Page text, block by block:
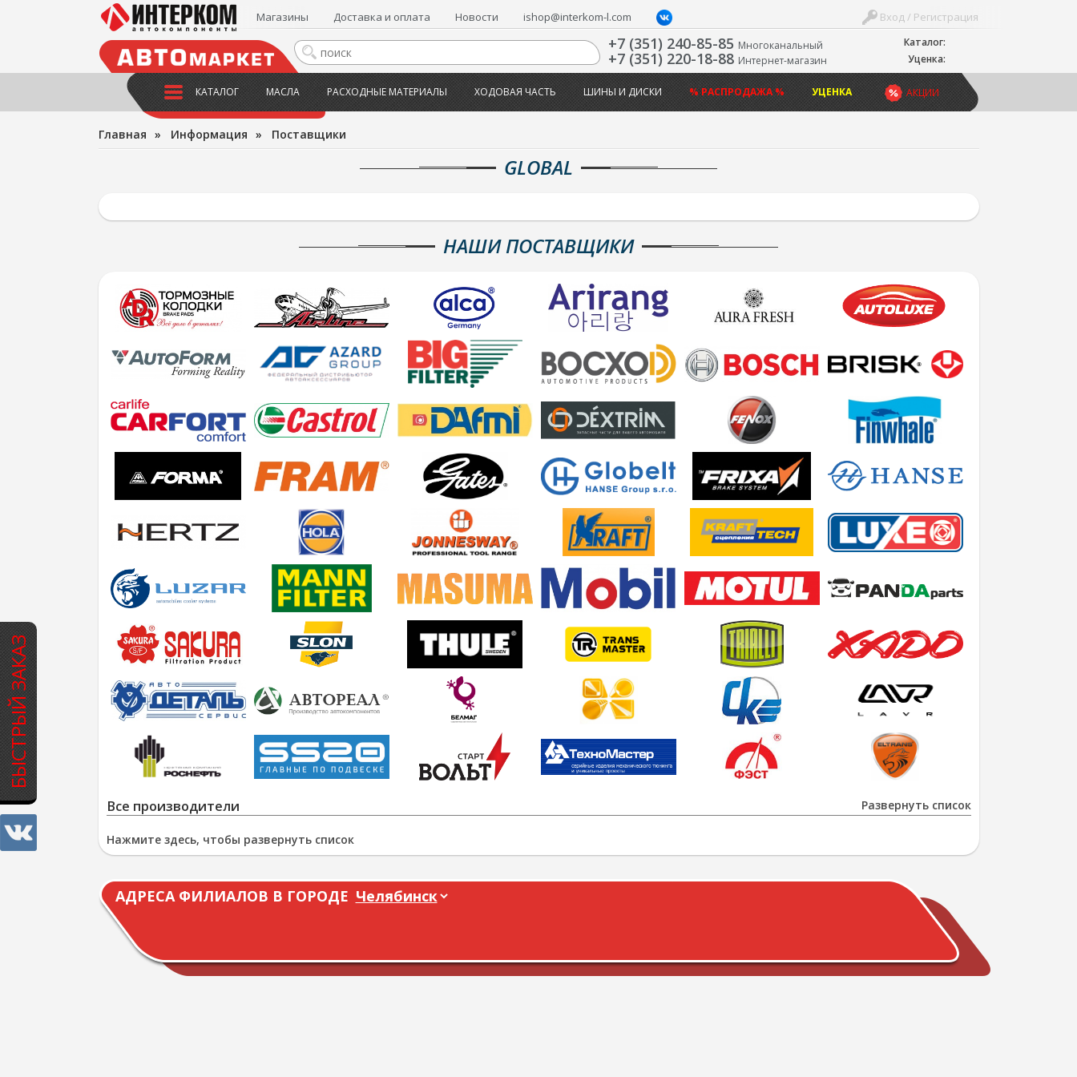
БЫСТРЫЙ ЗАКАЗ
Каталог:
Уценка:
Вход / Регистрация
Магазины Доставка и оплата Новости ishop@interkom-l.com
+7 (351) 240-85-85 Многоканальный
+7 (351) 220-18-88 Интернет-магазин
АКЦИИ
КАТАЛОГ МАСЛА РАСХОДНЫЕ МАТЕРИАЛЫ ХОДОВАЯ ЧАСТЬ ШИНЫ И ДИСКИ % РАСПРОДАЖА % УЦЕНКА
Главная » Информация » Поставщики
GLOBAL
НАШИ ПОСТАВЩИКИ
Развернуть список
Все производители
Нажмите здесь, чтобы развернуть список
АДРЕСА ФИЛИАЛОВ В ГОРОДЕ